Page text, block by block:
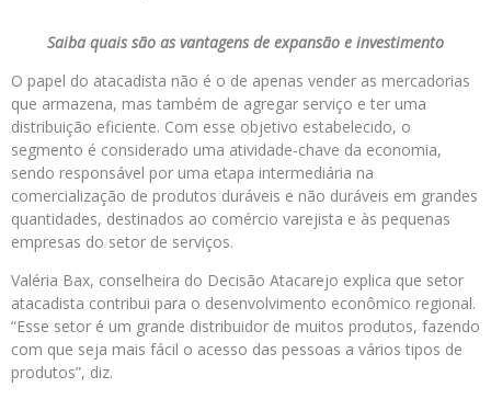
Saiba quais são as vantagens de expansão e investimento
O papel do atacadista não é o de apenas vender as mercadorias
que armazena, mas também de agregar serviço e ter uma
distribuição eficiente. Com esse objetivo estabelecido, o
segmento é considerado uma atividade-chave da economia,
sendo responsável por uma etapa intermediária na
comercialização de produtos duráveis e não duráveis em grandes
quantidades, destinados ao comércio varejista e às pequenas
empresas do setor de serviços.
Valéria Bax, conselheira do Decisão Atacarejo explica que setor
atacadista contribui para o desenvolvimento econômico regional.
“Esse setor é um grande distribuidor de muitos produtos, fazendo
com que seja mais fácil o acesso das pessoas a vários tipos de
produtos”, diz.